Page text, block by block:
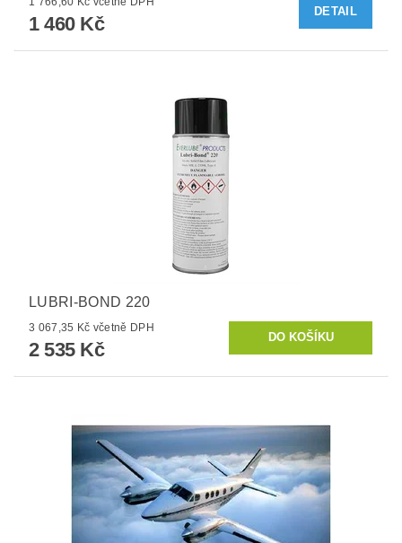
1 460 Kč
DETAIL
LUBRI-BOND 220
3 067,35 Kč včetně DPH
2 535 Kč